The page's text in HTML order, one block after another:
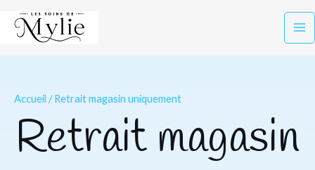
Accueil / Retrait magasin uniquement
Retrait magasin